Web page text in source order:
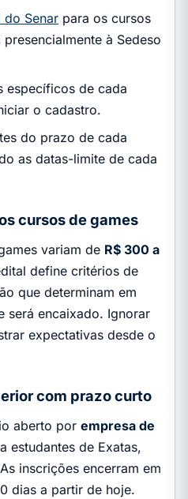
Senar para os cursos
à Sedeso
específicos de cada
o cadastro.
do prazo de cada
as datas-limite de cada
cursos de games
variam de R$ 300 a
define critérios de
que determinam em
será encaixado. Ignorar
expectativas desde o
com prazo curto
aberto por empresa de
estudantes de Exatas,
inscrições encerram em
dias a partir de hoje.